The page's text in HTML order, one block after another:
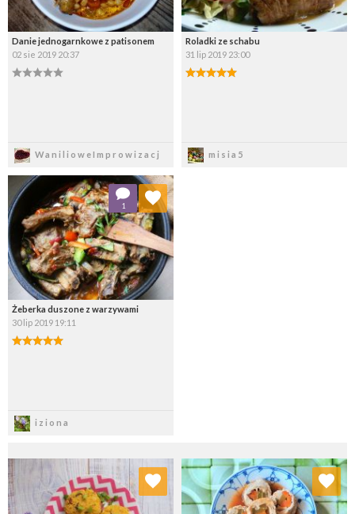
Danie jednogarnkowe z patisonem
02 sie 2019 20:37
WanilioweImprowizacj
Roladki ze schabu
31 lip 2019 23:00
misia5
Żeberka duszone z warzywami
30 lip 2019 19:11
iziona
1
Dodaj do ulubionych
Wybierz listę:
Dodaj do ulubionych
Wybierz listę:
Dodaj do ulubionych
Wybierz listę: